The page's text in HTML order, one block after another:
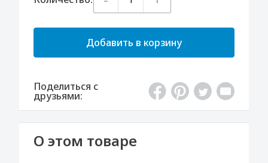
Добавить в корзину
Поделиться с
друзьями:
О этом товаре